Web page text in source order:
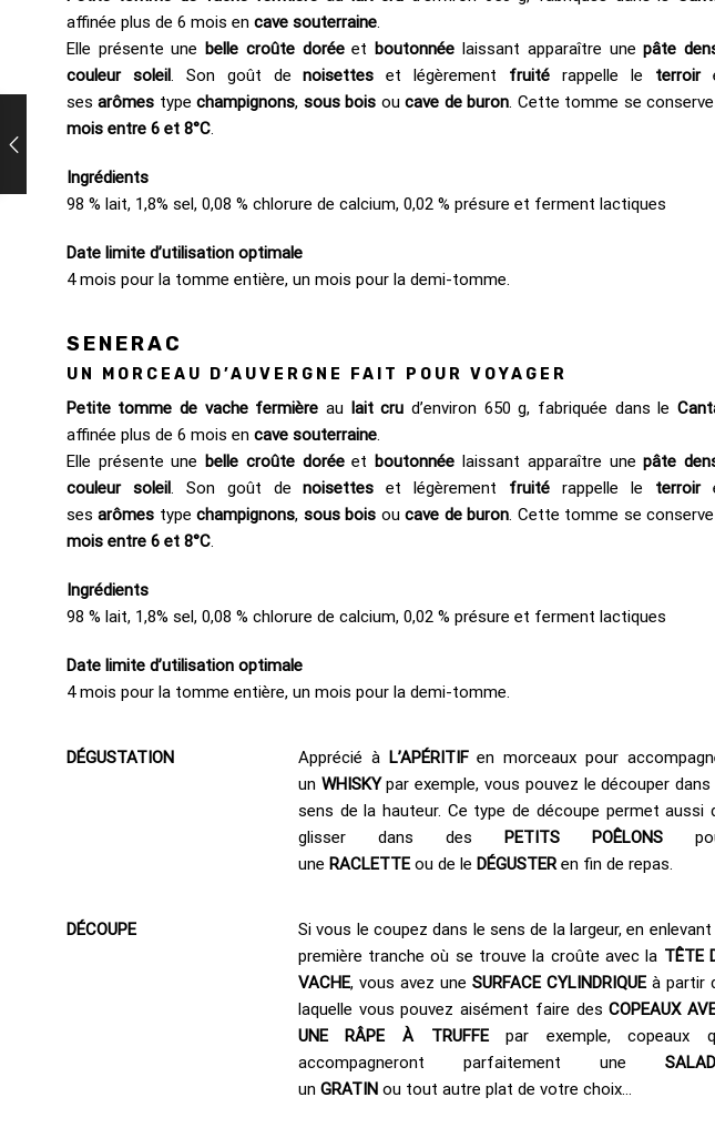
affinée plus de 6 mois en cave souterraine.
Elle présente une belle croûte doréeet boutonnée laissant apparaître unepâte
couleur soleil. Son goût denoisettes et légèrement fruité rappelle le terroir
sesarômes typechampignons, sous bois oucave de buron. Cette tomme se conserve
mois entre 6 et 8°C.
Ingrédients
98 % lait, 1,8% sel, 0,08 % chlorure de calcium, 0,02 % présure et ferment lactiques
Date limite d’utilisation optimale
4 mois pour la tomme entière, un mois pour la demi-tomme.
SENERAC
UN MORCEAU D’AUVERGNE FAIT POUR VOYAGER
Petite tomme de vache fermière au lait cru d’environ 650 g, fabriquée dans le
affinée plus de 6 mois en cave souterraine.
Elle présente unebelle croûte doréeetboutonnée laissant apparaître unepâte
couleur soleil. Son goût denoisettes et légèrement fruité rappelle le terroir
sesarômes typechampignons, sous bois oucave de buron. Cette tomme se conserve
mois entre 6 et 8°C.
Ingrédients
98 % lait, 1,8% sel, 0,08 % chlorure de calcium, 0,02 % présure et ferment lactiques
Date limite d’utilisation optimale
4 mois pour la tomme entière, un mois pour la demi-tomme.
DÉGUSTATION Apprécié à L’APÉRITIFen morceaux pour
un WHISKYpar exemple, vous pouvez le découper dans
sens de la hauteur. Ce type de découpe permet aussi
glisser dans des PETITS POÊLONS
une RACLETTEou de le DÉGUSTERen fin de repas.
DÉCOUPE
Si vous le coupez dans le sens de la largeur, en enlevant
première tranche où se trouve la croûte avec la TÊTE
VACHE, vous avez une SURFACE CYLINDRIQUEà partir
laquelle vous pouvez aisément faire desCOPEAUX
UNE RÂPE À TRUFFEpar exemple, copeaux
accompagneront parfaitement une
un GRATINou tout autre plat de votre choix…